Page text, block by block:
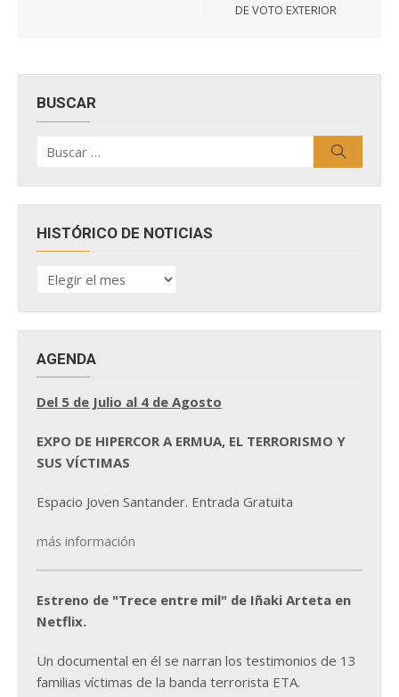
DE VOTO EXTERIOR
BUSCAR
por:
HISTÓRICO DE NOTICIAS
HISTÓRICO
DE
AGENDA
Del 5 de Julio al 4 de Agosto
EXPO DE HIPERCOR A ERMUA, EL TERRORISMO Y
SUS VÍCTIMAS
Espacio Joven Santander. Entrada Gratuita
más información
Estreno de "Trece entre mil" de Iñaki Arteta en
Netflix.
Un documental en él se narran los testimonios de 13
familias víctimas de la banda terrorista ETA.